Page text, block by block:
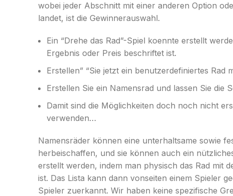
wobei jeder Abschnitt mit einer anderen Option
landet, ist die Gewinnerauswahl.
Ein “Drehe das Rad”-Spiel koennte erstellt
Ergebnis oder Preis beschriftet ist.
Erstellen” “Sie jetzt ein benutzerdefiniertes
Erstellen Sie ein Namensrad und lassen Sie die
Damit sind die Möglichkeiten doch noch nicht
verwenden…
Namensräder können eine unterhaltsame sowie
herbeischaffen, und sie können auch ein
erstellt werden, indem man physisch das Rad mit
ist. Das Lista kann dann vonseiten einem Spieler
Spieler zuerkannt. Wir haben keine spezifische